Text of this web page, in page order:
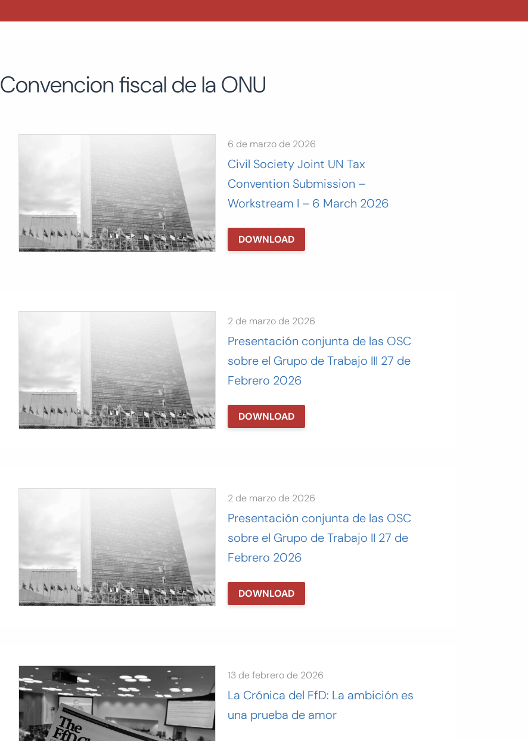
Convencion fiscal de la ONU
6 de marzo de 2026
Civil Society Joint UN Tax
Convention Submission –
Workstream I – 6 March 2026
DOWNLOAD
2 de marzo de 2026
Presentación conjunta de las OSC
sobre el Grupo de Trabajo III 27 de
Febrero 2026
DOWNLOAD
2 de marzo de 2026
Presentación conjunta de las OSC
sobre el Grupo de Trabajo II 27 de
Febrero 2026
DOWNLOAD
13 de febrero de 2026
La Crónica del FfD: La ambición es
una prueba de amor